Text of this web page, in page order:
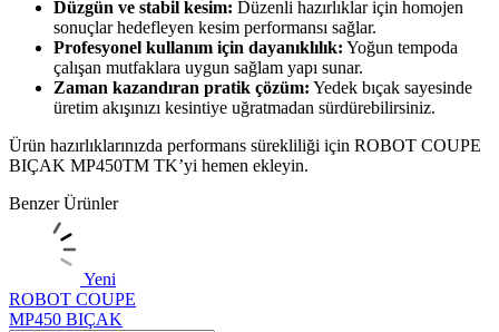
Düzgün ve stabil kesim: Düzenli hazırlıklar için homojen
sonuçlar hedefleyen kesim performansı sağlar.
Profesyonel kullanım için dayanıklılık: Yoğun tempoda
çalışan mutfaklara uygun sağlam yapı sunar.
Zaman kazandıran pratik çözüm: Yedek bıçak sayesinde
üretim akışınızı kesintiye uğratmadan sürdürebilirsiniz.
Ürün hazırlıklarınızda performans sürekliliği için ROBOT COUPE
BIÇAK MP450TM TK’yi hemen ekleyin.
Benzer Ürünler
Yeni
ROBOT COUPE
MP450 BIÇAK